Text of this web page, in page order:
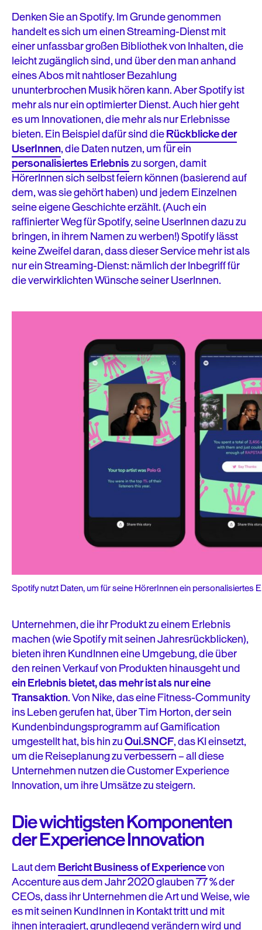
Denken Sie an Spotify. Im Grunde genommen
handelt es sich um einen Streaming-Dienst mit
einer unfassbar großen Bibliothek von Inhalten, die
leicht zugänglich sind, und über den man anhand
eines Abos mit nahtloser Bezahlung
ununterbrochen Musik hören kann. Aber Spotify ist
mehr als nur ein optimierter Dienst. Auch hier geht
es um Innovationen, die mehr als nur Erlebnisse
bieten. Ein Beispiel dafür sind dieRückblicke der
UserInnen, die Daten nutzen, um für ein
personalisiertes Erlebniszu sorgen, damit
HörerInnen sich selbst feiern können (basierend auf
dem, was sie gehört haben) und jedem Einzelnen
seine eigene Geschichte erzählt. (Auch ein
raffinierter Weg für Spotify, seine UserInnen dazu zu
bringen, in ihrem Namen zu werben!) Spotify lässt
keine Zweifel daran, dass dieser Service mehr ist als
nur ein Streaming-Dienst: nämlich der Inbegriff für
die verwirklichten Wünsche seiner UserInnen.
Spotify nutzt Daten, um für seine HörerInnen ein personalisiertes
Unternehmen, die ihr Produkt zu einem Erlebnis
machen (wie Spotify mit seinen Jahresrückblicken),
bieten ihren KundInnen eine Umgebung, die über
den reinen Verkauf von Produkten hinausgeht und
ein Erlebnis bietet, das mehr ist als nur eine
Transaktion. Von Nike, das eine Fitness-Community
ins Leben gerufen hat, über Tim Horton, der sein
Kundenbindungsprogramm auf Gamification
umgestellt hat, bis hin zuOui.SNCF, das KI einsetzt,
um die Reiseplanung zu verbessern – all diese
Unternehmen nutzen die Customer Experience
Innovation, um ihre Umsätze zu steigern.
Die wichtigsten Komponenten
der Experience Innovation
Laut demBericht Business of Experiencevon
Accenture aus dem Jahr 2020 glauben 77 % der
CEOs, dass ihr Unternehmen die Art und Weise, wie
es mit seinen KundInnen in Kontakt tritt und mit
ihnen interagiert, grundlegend verändern wird und